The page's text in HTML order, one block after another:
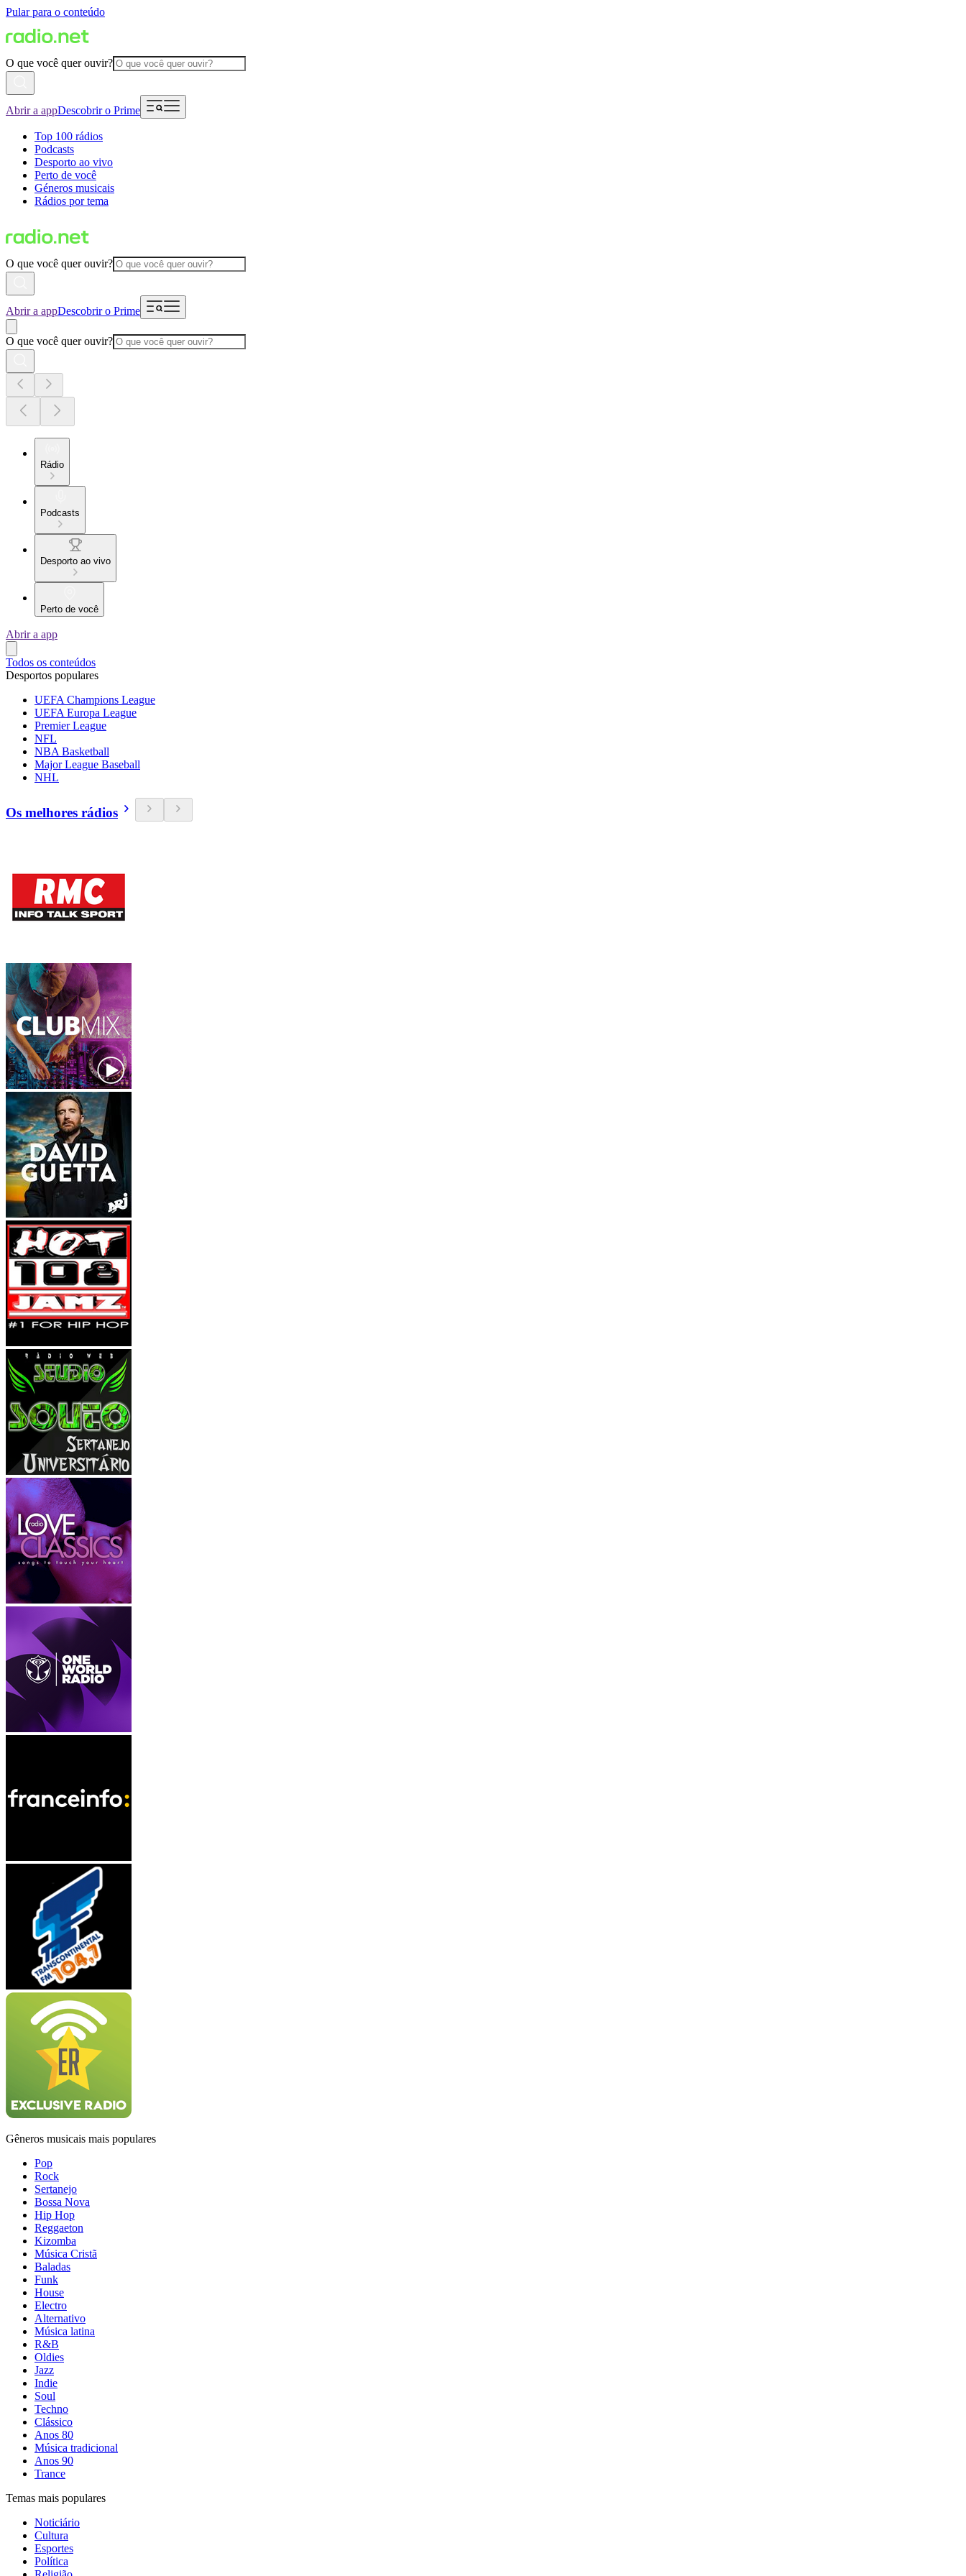
Pular para o conteúdo
O que você quer ouvir?
Abrir a appDescobrir o Prime
Top 100 rádios
Podcasts
Desporto ao vivo
Perto de você
Géneros musicais
Rádios por tema
O que você quer ouvir?
Abrir a appDescobrir o Prime
O que você quer ouvir?
Rádio
Podcasts
Desporto ao vivo
Perto de você
Abrir a app
Todos os conteúdos
Desportos populares
UEFA Champions League
UEFA Europa League
Premier League
NFL
NBA Basketball
Major League Baseball
NHL
Os melhores rádios
Gêneros musicais mais populares
Pop
Rock
Sertanejo
Bossa Nova
Hip Hop
Reggaeton
Kizomba
Música Cristã
Baladas
Funk
House
Electro
Alternativo
Música latina
R&B
Oldies
Jazz
Indie
Soul
Techno
Clássico
Anos 80
Música tradicional
Anos 90
Trance
Temas mais populares
Noticiário
Cultura
Esportes
Política